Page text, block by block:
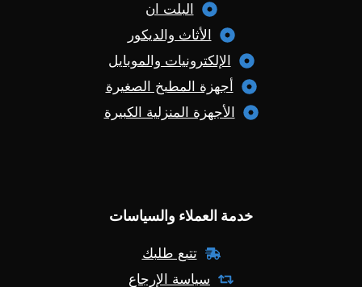
البلت ان
الأثاث والديكور
الإلكترونيات والموبايل
أجهزة المطبخ الصغيرة
الأجهزة المنزلية الكبيرة
خدمة العملاء والسياسات
تتبع طلبك
سياسة الإرجاع